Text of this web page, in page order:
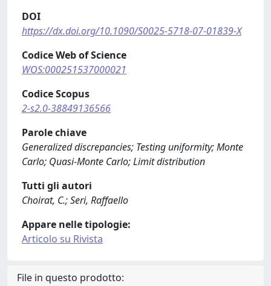
DOI
https://dx.doi.org/10.1090/S0025-5718-07-01839-X
Codice Web of Science
WOS:000251537000021
Codice Scopus
2-s2.0-38849136566
Parole chiave
Generalized discrepancies; Testing uniformity; Monte
Carlo; Quasi-Monte Carlo; Limit distribution
Tutti gli autori
Choirat, C.; Seri, Raffaello
Appare nelle tipologie:
Articolo su Rivista
File in questo prodotto: